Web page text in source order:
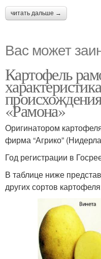
читать дальше →
Вас может
Картофель
«Рамона»
Оригинатором
фирма “Агрико”
Год регистрации в
В таблице ниже
других сортов